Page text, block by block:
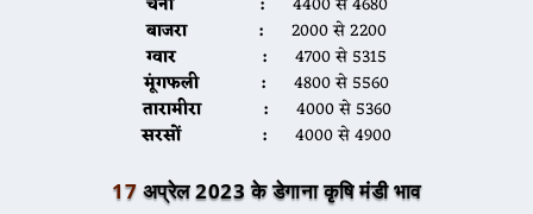
बाजरा :
2000 से 2200
ग्वार :
4700 से 5315
मूंगफली :
4800 से 5560
तारामीरा :
4000 से 5360
सरसों :
4000 से 4900
17 अप्रेल 2023 के डेगाना कृषि मंडी भाव